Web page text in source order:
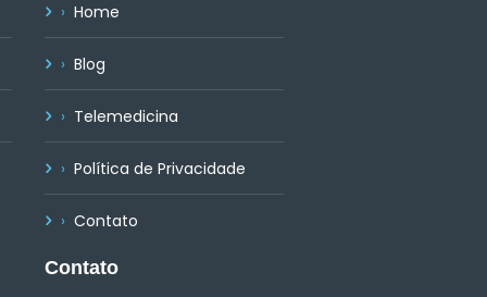
Home
Blog
Telemedicina
Política de Privacidade
Contato
Contato